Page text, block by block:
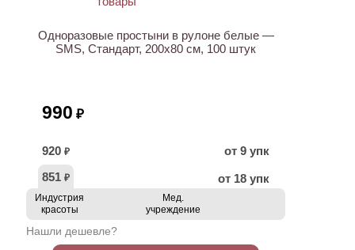
Одноразовые простыни в рулоне белые —
SMS, Стандарт, 200х80 см, 100 штук
990 ₽
920 ₽
от 9 упк
851 ₽ от 18 упк
Индустрия
красоты
Мед.
учреждение
Нашли дешевле?